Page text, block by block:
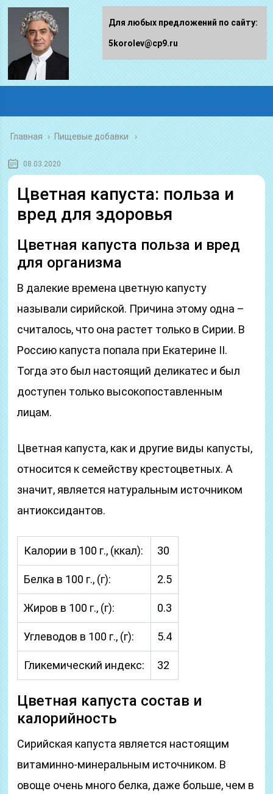
Главная › Пищевые добавки
08.03.2020
Цветная капуста: польза и
вред для здоровья
Цветная капуста польза и вред
для организма
В далекие времена цветную капусту
называли сирийской. Причина этому одна –
считалось, что она растет только в Сирии. В
Россию капуста попала при Екатерине II.
Тогда это был настоящий деликатес и был
доступен только высокопоставленным
лицам.
Цветная капуста, как и другие виды капусты,
относится к семейству крестоцветных. А
значит, является натуральным источником
антиоксидантов.
Калории в 100 г., (ккал): 30
Белка в 100 г., (г): 2.5
Жиров в 100 г., (г): 0.3
Углеводов в 100 г., (г): 5.4
Гликемический индекс: 32
Цветная капуста состав и
калорийность
Сирийская капуста является настоящим
витаминно-минеральным источником. В
овоще очень много белка, даже больше, чем в
Для любых предложений по сайту:
5korolev@cp9.ru